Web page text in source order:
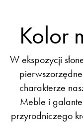
Kolor
W ekspozycji
charakterze
Meble i
przyrodniczego